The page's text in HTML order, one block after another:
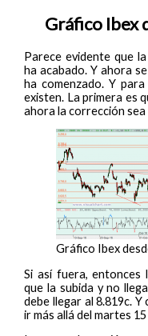
Gráfico Ibex
Parece evidente que
ha acabado. Y ahora
ha comenzado. Y
existen. La primera es
ahora la corrección sea
Gráfico Ibex
Si así fuera, entonces
que la subida y no
debe llegar al 8.819c.
ir más allá del martes